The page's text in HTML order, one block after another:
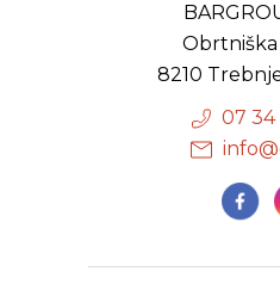
Obrtniška
8210
07 34